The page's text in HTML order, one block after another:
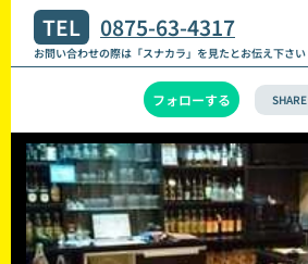
TEL 0875-63-4317
お問い合わせの際は「スナカラ」を見たとお伝え下さい
フォローする SHARE